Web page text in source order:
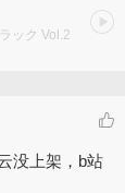
ック Vol.2
没上架，b站